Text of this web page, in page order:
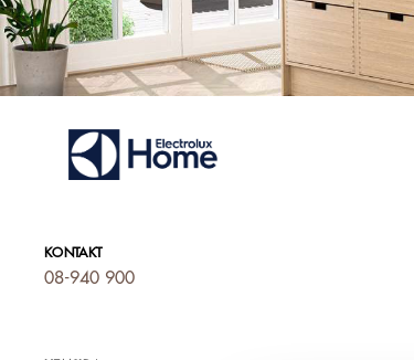
KONTAKT
08-940 900